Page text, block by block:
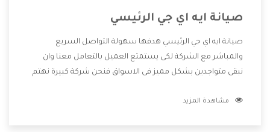
صيانة ايه اي جي الرئيسي
صيانة ايه اي جي الرئيسي هدفها سهولة التواصل السريع
والمباشر مع الشركة لكى يستمتع العميل بالتعامل معنا وان
نبقى متواجدين بشكل مميز فى الاسواق فنحن شركة كبيرة نهتم
الشركة بها والتى تكون منها خدمة الصيانة التى تكون من أهم
مشاهدة المزيد